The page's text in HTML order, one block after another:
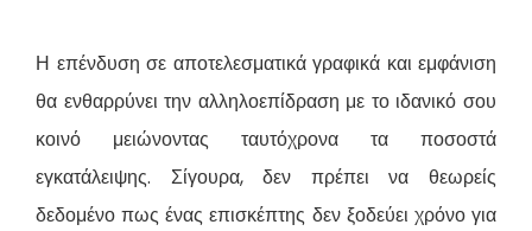
Η επένδυση σε αποτελεσματικά γραφικά και εμφάνιση
θα ενθαρρύνει την αλληλοεπίδραση με το ιδανικό σου
κοινό μειώνοντας ταυτόχρονα τα ποσοστά
εγκατάλειψης. Σίγουρα, δεν πρέπει να θεωρείς
δεδομένο πως ένας επισκέπτης δεν ξοδεύει χρόνο για